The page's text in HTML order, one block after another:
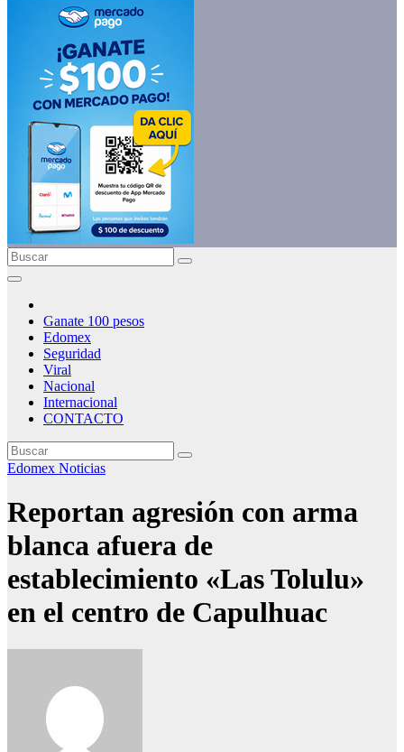
Ganate 100 pesos
Edomex
Seguridad
Viral
Nacional
Internacional
CONTACTO
Edomex Noticias
Reportan agresión con arma
blanca afuera de
establecimiento «Las Tolulu»
en el centro de Capulhuac